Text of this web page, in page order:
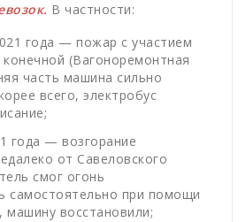
В частности:
года — пожар с участием
конечной (Вагоноремонтная
часть машина сильно
всего, электробус
года — возгорание
от Савеловского
смог огонь
самостоятельно при помощи
машину восстановили;